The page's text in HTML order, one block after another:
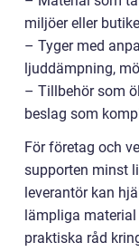
miljöer eller
– Tyger med
ljuddämpning,
– Tillbehör som
beslag som
För företag och
supporten minst
leverantör kan
lämpliga
praktiska råd